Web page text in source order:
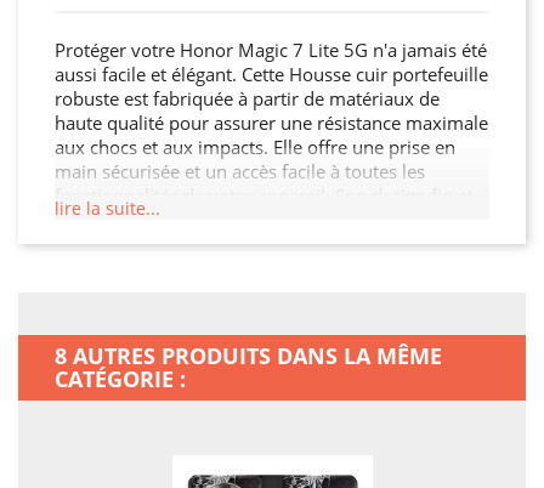
Protéger votre Honor Magic 7 Lite 5G n'a jamais été
aussi facile et élégant. Cette Housse cuir portefeuille
robuste est fabriquée à partir de matériaux de
haute qualité pour assurer une résistance maximale
aux chocs et aux impacts. Elle offre une prise en
main sécurisée et un accès facile à toutes les
fonctionnalités de votre appareil. Son design fin et
léger n'alourdit pas votre Honor Magic 7 Lite 5G,
tout en garantissant une protection optimale contre
lire la suite...
8 AUTRES PRODUITS DANS LA MÊME
CATÉGORIE :